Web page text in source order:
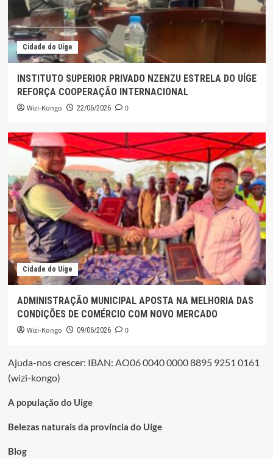
Cidade do Uíge
INSTITUTO SUPERIOR PRIVADO NZENZU ESTRELA DO UÍGE
REFORÇA COOPERAÇÃO INTERNACIONAL
Wizi-Kongo 22/06/2026 0
Cidade do Uíge
ADMINISTRAÇÃO MUNICIPAL APOSTA NA MELHORIA DAS
CONDIÇÕES DE COMÉRCIO COM NOVO MERCADO
Wizi-Kongo 09/06/2026 0
Ajuda-nos crescer: IBAN: AO06 0040 0000 8895 9251 0161
(wizi-kongo)
A população do Uige
Belezas naturais da província do Uíge
Blog